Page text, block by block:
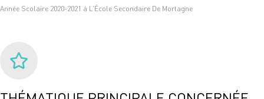
Année Scolaire 2020-2021 à L’École Secondaire De Mortagne